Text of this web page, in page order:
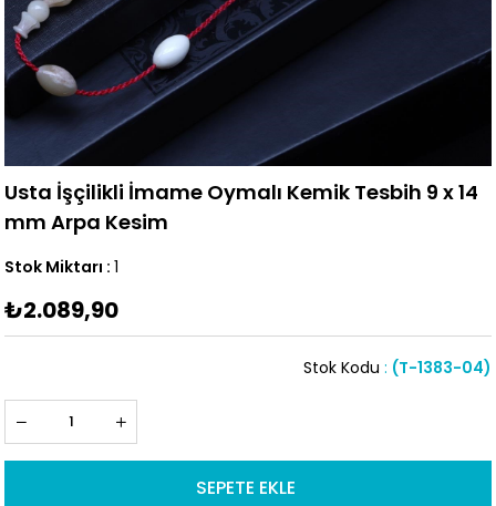
Usta İşçilikli İmame Oymalı Kemik Tesbih 9 x 14
mm Arpa Kesim
Stok Miktarı : 1
₺2.089,90
(T-1383-04)
Stok Kodu